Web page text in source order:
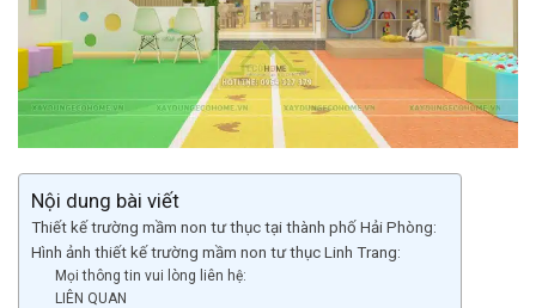
Nội dung bài viết
Thiết kế trường mầm non tư thục tại thành phố Hải Phòng:
Hình ảnh thiết kế trường mầm non tư thục Linh Trang:
Mọi thông tin vui lòng liên hệ:
LIÊN QUAN